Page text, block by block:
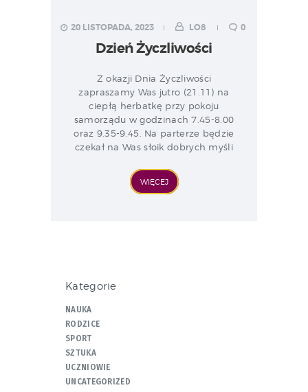
20 LISTOPADA, 2023 LO8 0
Dzień Życzliwości
Z okazji Dnia Życzliwości
zapraszamy Was jutro (21.11) na
ciepłą herbatkę przy pokoju
samorządu w godzinach 7.45-8.00
oraz 9.35-9.45. Na parterze będzie
czekał na Was słoik dobrych myśli
WIĘCEJ
Kategorie
NAUKA
RODZICE
SPORT
SZTUKA
UCZNIOWIE
UNCATEGORIZED